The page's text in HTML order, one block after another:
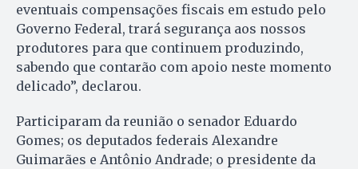
eventuais compensações fiscais em estudo pelo
Governo Federal, trará segurança aos nossos
produtores para que continuem produzindo,
sabendo que contarão com apoio neste momento
delicado”, declarou.
Participaram da reunião o senador Eduardo
Gomes; os deputados federais Alexandre
Guimarães e Antônio Andrade; o presidente da